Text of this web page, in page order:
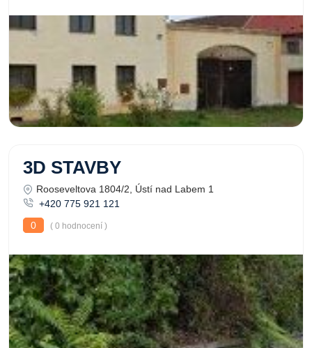
3D STAVBY
Rooseveltova 1804/2, Ústí nad Labem 1
+420 775 921 121
0
( 0 hodnocení )